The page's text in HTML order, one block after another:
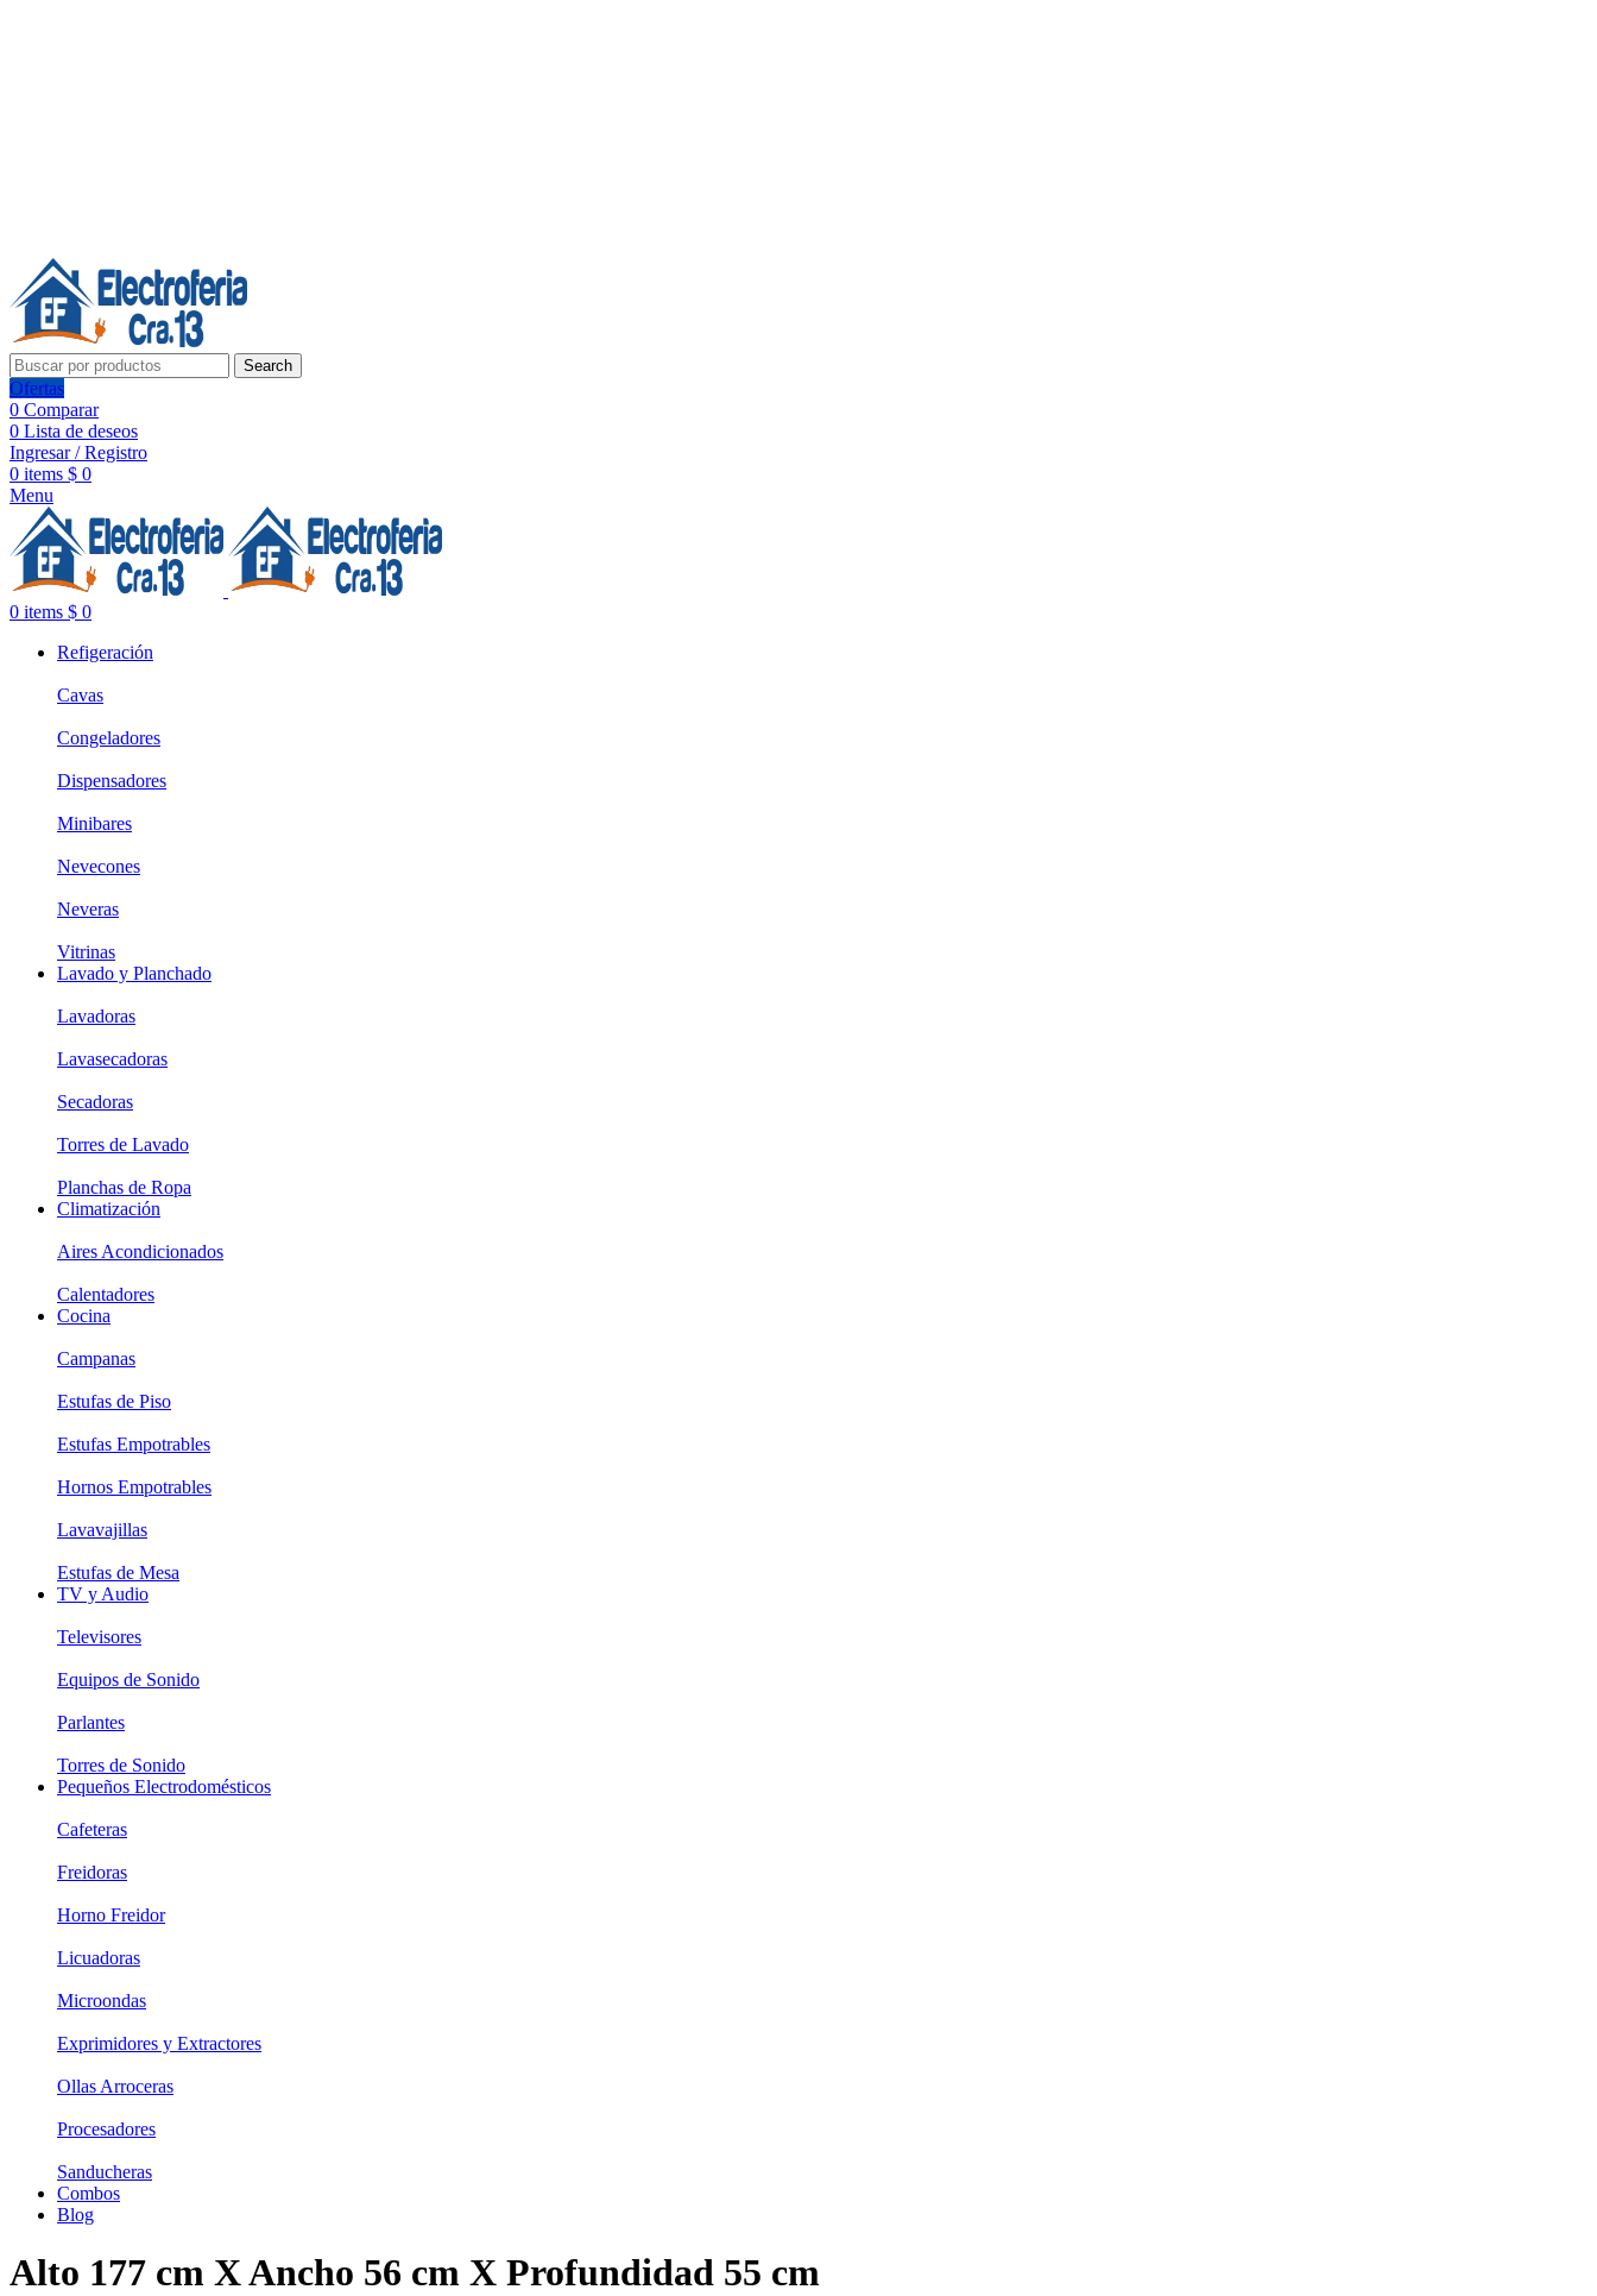
Search
Ofertas
0 Comparar
0 Lista de deseos
Ingresar / Registro
0 items $ 0
Menu
0 items $ 0
Refigeración
Cavas
Congeladores
Dispensadores
Minibares
Nevecones
Neveras
Vitrinas
Lavado y Planchado
Lavadoras
Lavasecadoras
Secadoras
Torres de Lavado
Planchas de Ropa
Climatización
Aires Acondicionados
Calentadores
Cocina
Campanas
Estufas de Piso
Estufas Empotrables
Hornos Empotrables
Lavavajillas
Estufas de Mesa
TV y Audio
Televisores
Equipos de Sonido
Parlantes
Torres de Sonido
Pequeños Electrodomésticos
Cafeteras
Freidoras
Horno Freidor
Licuadoras
Microondas
Exprimidores y Extractores
Ollas Arroceras
Procesadores
Sanducheras
Combos
Blog
Alto 177 cm X Ancho 56 cm X Profundidad 55 cm